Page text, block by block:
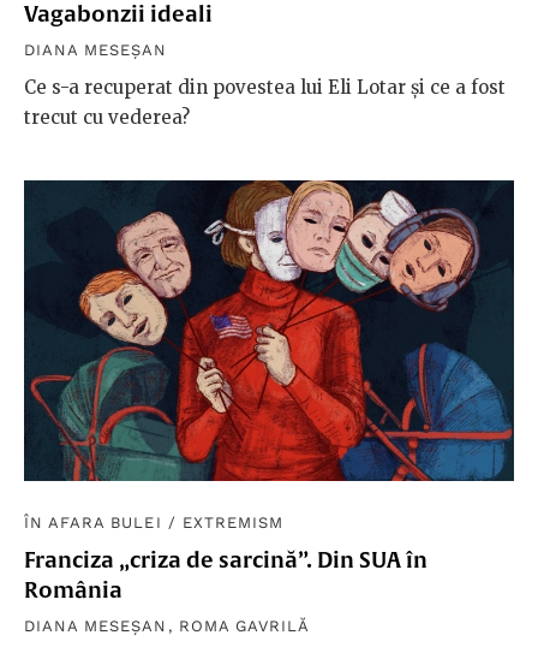
Vagabonzii ideali
DIANA MESEȘAN
Ce s-a recuperat din povestea lui Eli Lotar și ce a fost
trecut cu vederea?
ÎN AFARA BULEI / EXTREMISM
Franciza „criza de sarcină”. Din SUA în
România
DIANA MESEȘAN , ROMA GAVRILĂ